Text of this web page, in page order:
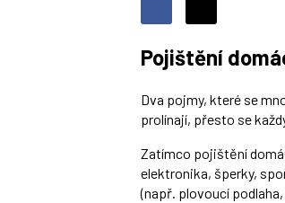
Sdílejte
na
Facebooku
na
síti
Pojištění
Dva pojmy, které se
prolínají, přesto se
Zatímco pojištění
elektronika, šperky,
(např. plovoucí